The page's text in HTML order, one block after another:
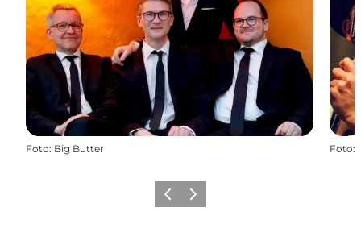
Foto: Big Butter Foto:
Precedente
Avanti